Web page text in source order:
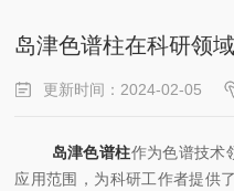
岛津色谱柱在科研领
更新时间：2024-02-05
岛津色谱柱作为色谱技术
应用范围，为科研工作者提供